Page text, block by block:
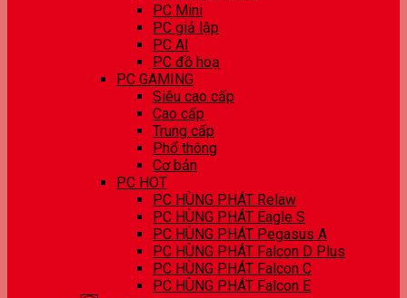
PC Mini
PC giả lập
PC AI
PC đồ hoạ
PC GAMING
Siêu cao cấp
Cao cấp
Trung cấp
Phổ thông
Cơ bản
PC HOT
PC HÙNG PHÁT Relaw
PC HÙNG PHÁT Eagle S
PC HÙNG PHÁT Pegasus A
PC HÙNG PHÁT Falcon D Plus
PC HÙNG PHÁT Falcon C
PC HÙNG PHÁT Falcon E